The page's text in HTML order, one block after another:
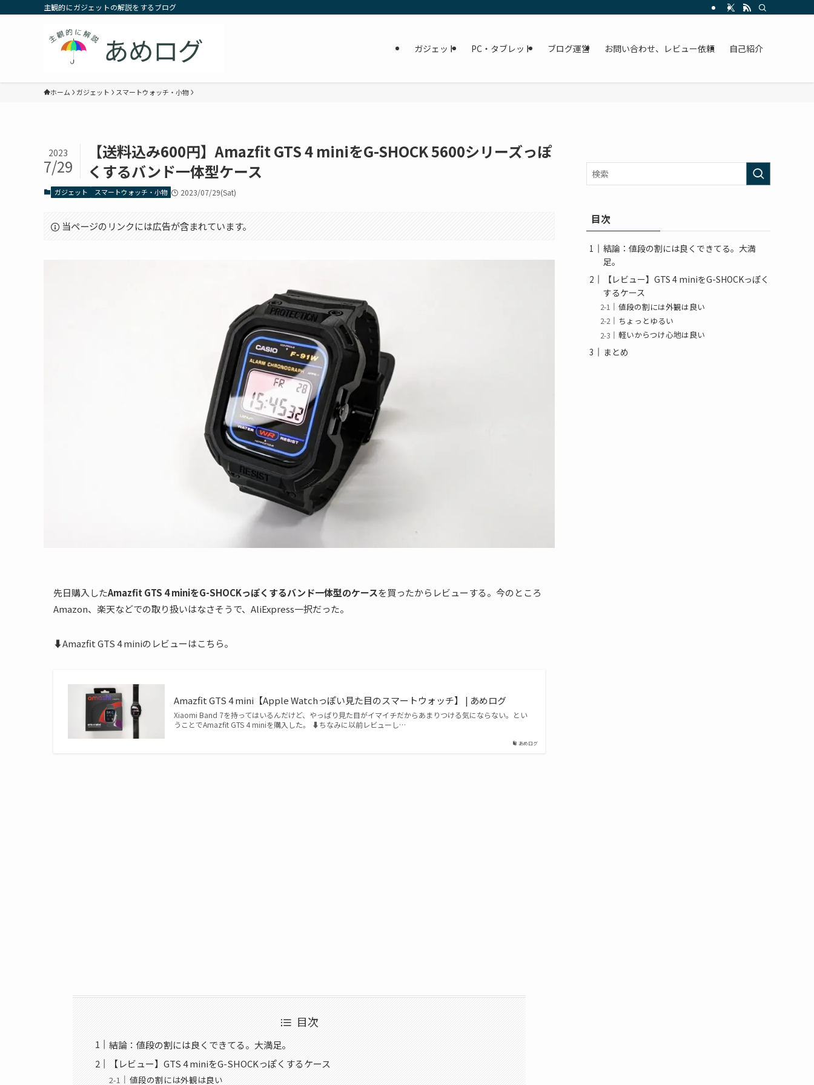
主観的にガジェットの解説をするブログ
ガジェット PC・タブレット ブログ運営 お問い合わせ、レビュー依頼 自己紹介
ホーム ガジェット スマートウォッチ・小物
【送料込み600円】Amazfit GTS 4 miniをG-SHOCK 5600シリーズっぽ
くするバンド一体型ケース
2023
7/29
ガジェット スマートウォッチ・小物 2023/07/29(Sat)
当ページのリンクには広告が含まれています。
先日購入したAmazfit GTS 4 miniをG-SHOCKっぽくするバンド一体型のケースを買ったからレビューする。今のところ
Amazon、楽天などでの取り扱いはなさそうで、AliExpress一択だった。
⬇Amazfit GTS 4 miniのレビューはこちら。
あめログ
Amazfit GTS 4 mini【Apple Watchっぽい見た目のスマートウォッチ】 | あめログ
Xiaomi Band 7を持ってはいるんだけど、やっぱり見た目がイマイチだからあまりつける気にならない。とい
うことでAmazfit GTS 4 miniを購入した。 ⬇︎ちなみに以前レビューし…
目次
結論：値段の割には良くできてる。大満足。
【レビュー】GTS 4 miniをG-SHOCKっぽくするケース
値段の割には外観は良い
目次
結論：値段の割には良くできてる。大満
足。
【レビュー】GTS 4 miniをG-SHOCKっぽく
するケース
値段の割には外観は良い
ちょっとゆるい
軽いからつけ心地は良い
まとめ